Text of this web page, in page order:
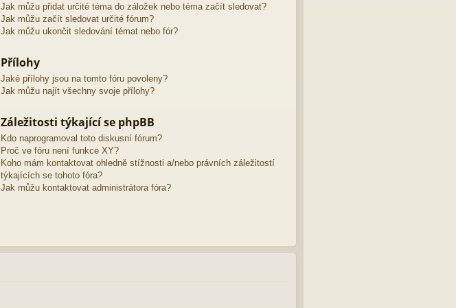
Jak můžu přidat určité téma do záložek nebo téma začít sledovat?
Jak můžu začít sledovat určité fórum?
Jak můžu ukončit sledování témat nebo fór?
Přílohy
Jaké přílohy jsou na tomto fóru povoleny?
Jak můžu najít všechny svoje přílohy?
Záležitosti týkající se phpBB
Kdo naprogramoval toto diskusní fórum?
Proč ve fóru není funkce XY?
Koho mám kontaktovat ohledně stížnosti a/nebo právních záležitostí
týkajících se tohoto fóra?
Jak můžu kontaktovat administrátora fóra?